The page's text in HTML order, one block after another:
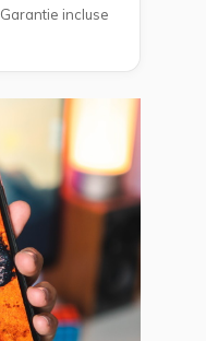
Garantie incluse